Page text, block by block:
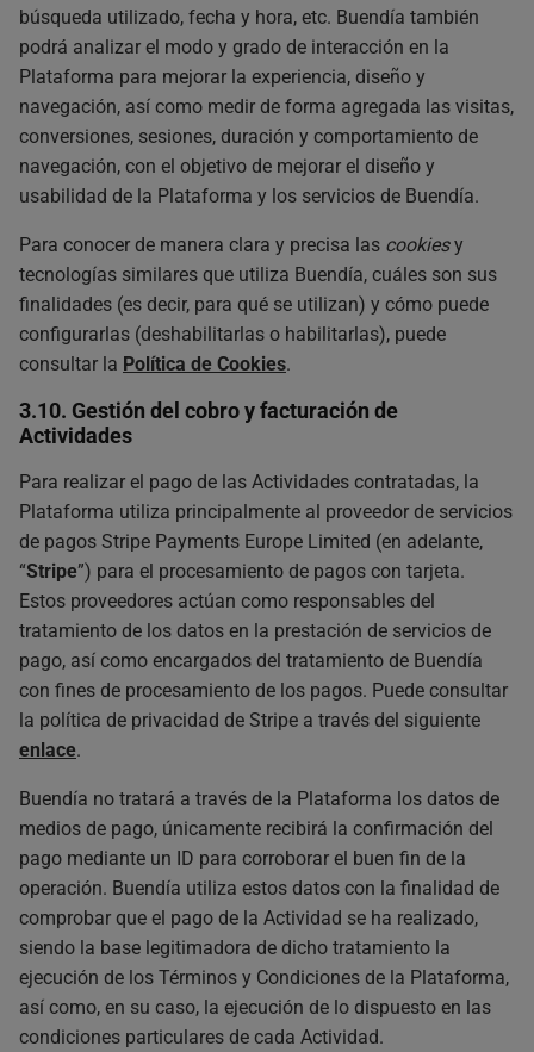
búsqueda utilizado, fecha y hora, etc. Buendía también
podrá analizar el modo y grado de interacción en la
Plataforma para mejorar la experiencia, diseño y
navegación, así como medir de forma agregada las visitas,
conversiones, sesiones, duración y comportamiento de
navegación, con el objetivo de mejorar el diseño y
usabilidad de la Plataforma y los servicios de Buendía.
Para conocer de manera clara y precisa las cookiesy
tecnologías similares que utiliza Buendía, cuáles son sus
finalidades (es decir, para qué se utilizan) y cómo puede
configurarlas (deshabilitarlas o habilitarlas), puede
consultar la Política de Cookies.
3.10. Gestión del cobro y facturación de
Actividades
Para realizar el pago de las Actividades contratadas, la
Plataforma utiliza principalmente al proveedor de servicios
de pagos Stripe Payments Europe Limited (en adelante,
“Stripe”) para el procesamiento de pagos con tarjeta.
Estos proveedores actúan como responsables del
tratamiento de los datos en la prestación de servicios de
pago, así como encargados del tratamiento de Buendía
con fines de procesamiento de los pagos. Puede consultar
la política de privacidad de Stripe a través del siguiente
enlace.
Buendía no tratará a través de la Plataforma los datos de
medios de pago, únicamente recibirá la confirmación del
pago mediante un ID para corroborar el buen fin de la
operación. Buendía utiliza estos datos con la finalidad de
comprobar que el pago de la Actividad se ha realizado,
siendo la base legitimadora de dicho tratamiento la
ejecución de los Términos y Condiciones de la Plataforma,
así como, en su caso, la ejecución de lo dispuesto en las
condiciones particulares de cada Actividad.